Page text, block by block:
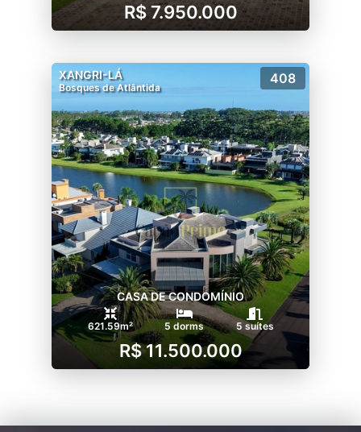
R$ 7.950.000
XANGRI-LÁ
Bosques de Atlântida
408
CASA DE CONDOMÍNIO
621.59m² 5 dorms 5 suítes
R$ 11.500.000